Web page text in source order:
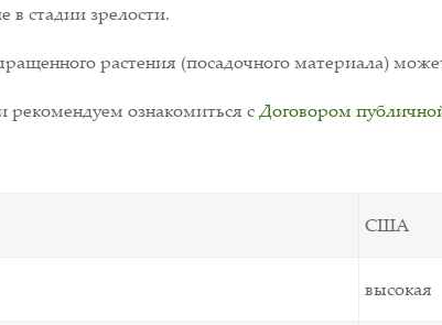
в стадии зрелости.
растения (посадочного материала)
ознакомиться сДоговором
США
высокая